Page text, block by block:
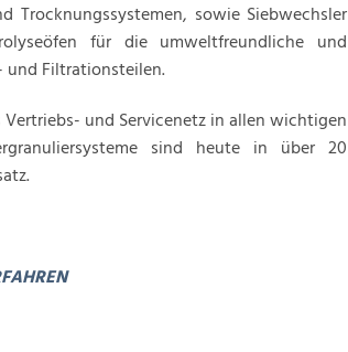
Trocknungssystemen, sowie Siebwechsler
für die umweltfreundliche und
und Filtrationsteilen.
und Servicenetz in allen wichtigen
sind heute in über 20